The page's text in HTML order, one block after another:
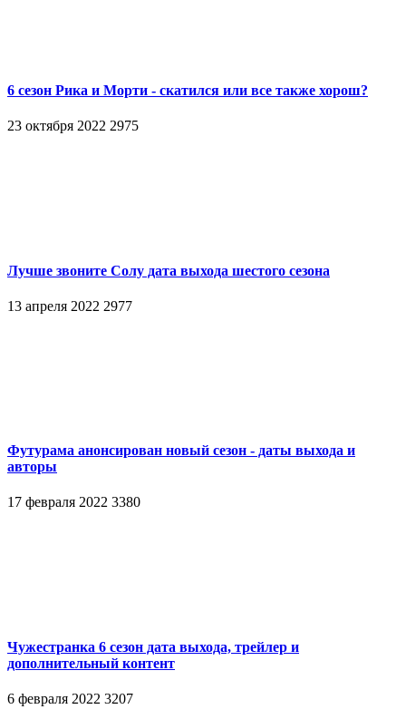
6 сезон Рика и Морти - скатился или все также хорош?
23 октября 2022 2975
Лучше звоните Солу дата выхода шестого сезона
13 апреля 2022 2977
Футурама анонсирован новый сезон - даты выхода и
авторы
17 февраля 2022 3380
Чужестранка 6 сезон дата выхода, трейлер и
дополнительный контент
6 февраля 2022 3207